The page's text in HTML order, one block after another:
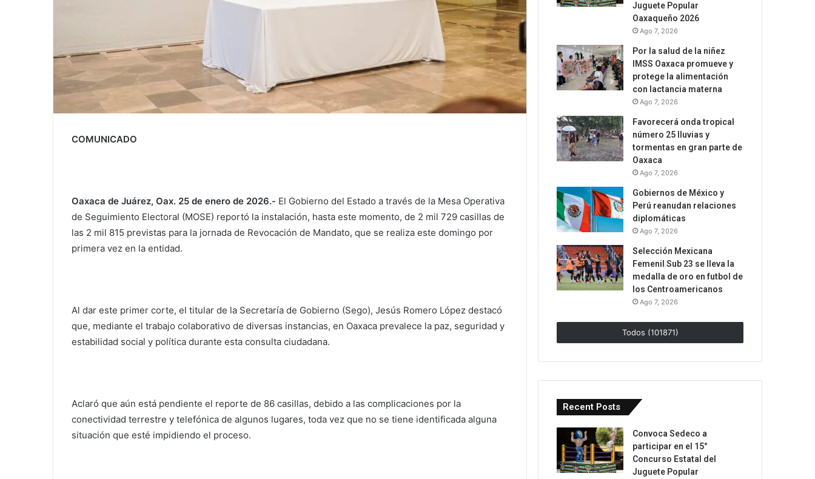
COMUNICADO
Oaxaca de Juárez, Oax. 25 de enero de 2026.- El Gobierno del Estado a través de la Mesa Operativa
de Seguimiento Electoral (MOSE) reportó la instalación, hasta este momento, de 2 mil 729 casillas de
las 2 mil 815 previstas para la jornada de Revocación de Mandato, que se realiza este domingo por
primera vez en la entidad.
Al dar este primer corte, el titular de la Secretaría de Gobierno (Sego), Jesús Romero López destacó
que, mediante el trabajo colaborativo de diversas instancias, en Oaxaca prevalece la paz, seguridad y
estabilidad social y política durante esta consulta ciudadana.
Aclaró que aún está pendiente el reporte de 86 casillas, debido a las complicaciones por la
conectividad terrestre y telefónica de algunos lugares, toda vez que no se tiene identificada alguna
situación que esté impidiendo el proceso.
Juguete Popular
Oaxaqueño 2026
Ago 7, 2026
Por la salud de la niñez
IMSS Oaxaca promueve y
protege la alimentación
con lactancia materna
Ago 7, 2026
Favorecerá onda tropical
número 25 lluvias y
tormentas en gran parte de
Oaxaca
Ago 7, 2026
Gobiernos de México y
Perú reanudan relaciones
diplomáticas
Ago 7, 2026
Selección Mexicana
Femenil Sub 23 se lleva la
medalla de oro en futbol de
los Centroamericanos
Ago 7, 2026
Todos (101871)
Recent Posts
Convoca Sedeco a
participar en el 15°
Concurso Estatal del
Juguete Popular